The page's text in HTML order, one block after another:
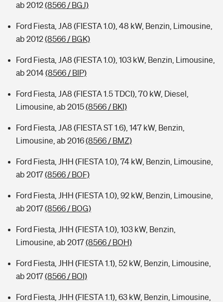
ab 2012(8566 / BGJ)
Ford Fiesta, JA8 (FIESTA 1.0), 48 kW, Benzin, Limousine,
ab 2012(8566 / BGK)
Ford Fiesta, JA8 (FIESTA 1.0), 103 kW, Benzin, Limousine,
ab 2014(8566 / BIP)
Ford Fiesta, JA8 (FIESTA 1.5 TDCI), 70 kW, Diesel,
Limousine, ab 2015(8566 / BKI)
Ford Fiesta, JA8 (FIESTA ST 1.6), 147 kW, Benzin,
Limousine, ab 2016(8566 / BMZ)
Ford Fiesta, JHH (FIESTA 1.0), 74 kW, Benzin, Limousine,
ab 2017(8566 / BOF)
Ford Fiesta, JHH (FIESTA 1.0), 92 kW, Benzin, Limousine,
ab 2017(8566 / BOG)
Ford Fiesta, JHH (FIESTA 1.0), 103 kW, Benzin,
Limousine, ab 2017(8566 / BOH)
Ford Fiesta, JHH (FIESTA 1.1), 52 kW, Benzin, Limousine,
ab 2017(8566 / BOI)
Ford Fiesta, JHH (FIESTA 1.1), 63 kW, Benzin, Limousine,